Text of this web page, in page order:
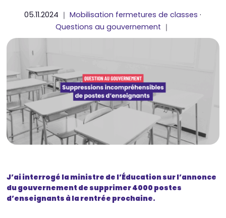
05.11.2024 ｜Mobilisation fermetures de classes ·
Questions au gouvernement ｜
J’ai interrogé la ministre de l’Éducation sur l’annonce
du gouvernement de supprimer 4000 postes
d’enseignants à la rentrée prochaine.